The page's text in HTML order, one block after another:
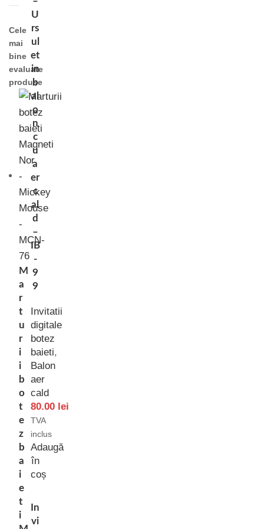
Cele
mai
bine
evaluate
produse
M
a
r
t
u
r
i
i
b
o
t
e
z
b
a
i
e
t
i
U
rs
ul
et
in
b
al
o
n
c
u
a
er
c
al
d
–
IB
-
9
9
Invitatii
digitale
botez
baieti,
Balon
aer
cald
80.00 lei
TVA
inclus
Adaugă
în
coș
In
vi